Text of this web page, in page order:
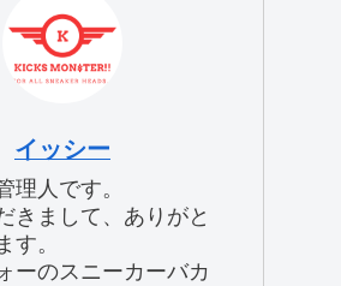
イッシー
理人です。
きまして、ありがと
す。
ーのスニーカーバカ